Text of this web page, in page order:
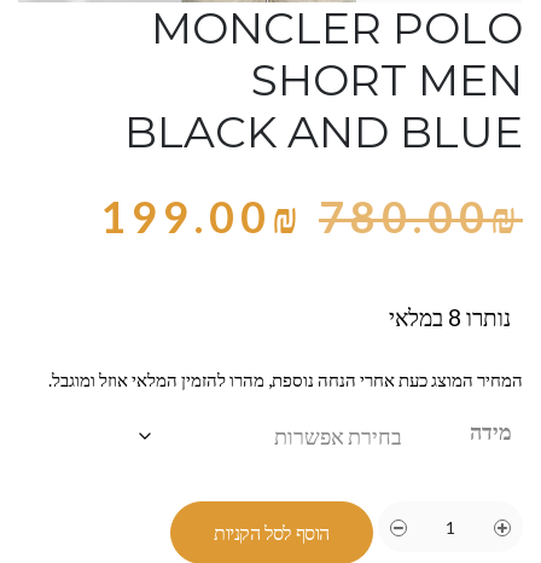
MONCLER POLO
SHORT MEN
BLACK AND BLUE
780.00₪
199.00₪
נותרו 8 במלאי
המחיר המוצג כעת אחרי הנחה נוספת, מהרו להזמין המלאי אוזל ומוגבל.
מידה
הוסף לסל הקניות